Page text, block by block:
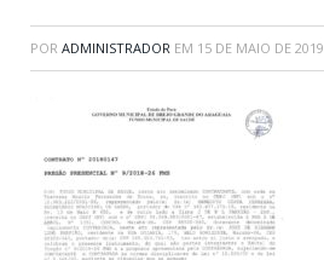
POR ADMINISTRADOR EM 15 DE MAIO DE 2019